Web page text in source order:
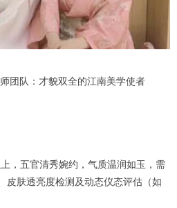
队：才貌双全的江南美学使者
五官清秀婉约，气质温润如玉，需
皮肤透亮度检测及动态仪态评估（如